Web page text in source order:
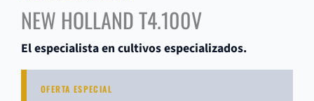
NEW HOLLAND T4.100V
El especialista en cultivos especializados.
OFERTA ESPECIAL